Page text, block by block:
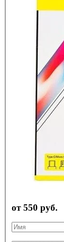
от 550 руб.